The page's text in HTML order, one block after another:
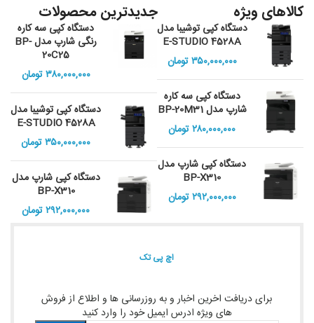
کالاهای ویژه
دستگاه کپی توشیبا مدل
E-STUDIO 4528A
۳۵۰,۰۰۰,۰۰۰تومان
دستگاه کپی سه کاره
شارپ مدل BP-20M31
۲۸۰,۰۰۰,۰۰۰تومان
دستگاه کپی شارپ مدل
BP-X310
۲۹۲,۰۰۰,۰۰۰تومان
جدیدترین محصولات
دستگاه کپی سه کاره
رنگی شارپ مدل BP-
20C25
۳۸۰,۰۰۰,۰۰۰تومان
دستگاه کپی توشیبا مدل
E-STUDIO 4528A
۳۵۰,۰۰۰,۰۰۰تومان
دستگاه کپی شارپ مدل
BP-X310
۲۹۲,۰۰۰,۰۰۰تومان
اچ پی تک
برای دریافت اخرین اخبار و به روزرسانی ها و اطلاع از فروش
های ویژه ادرس ایمیل خود را وارد کنید